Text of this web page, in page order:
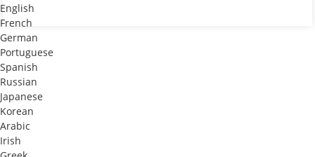
English
French
German
Portuguese
Spanish
Russian
Japanese
Korean
Arabic
Irish